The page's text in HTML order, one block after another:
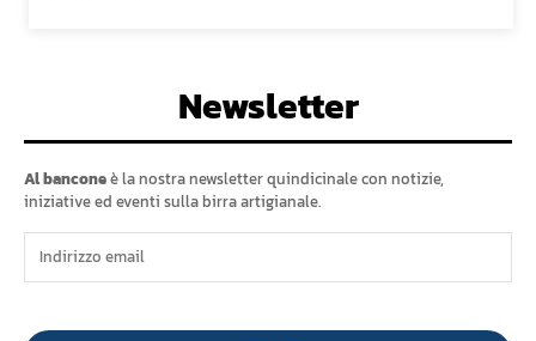
Newsletter
Al banconeè la nostra newsletter quindicinale con notizie,
iniziative ed eventi sulla birra artigianale.